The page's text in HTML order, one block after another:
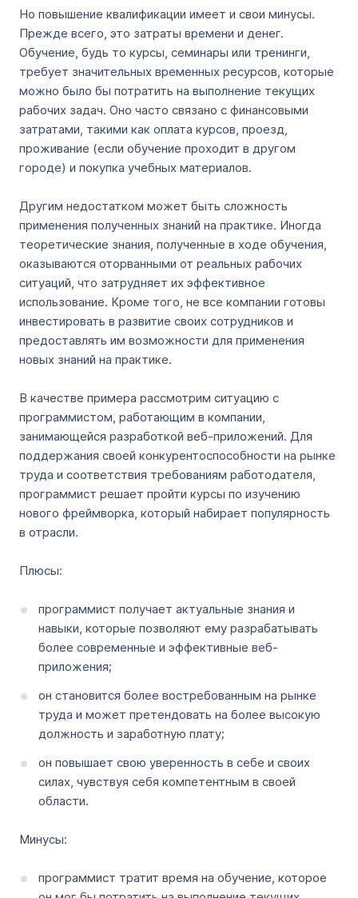
Но повышение квалификации имеет и свои минусы.
Прежде всего, это затраты времени и денег.
Обучение, будь то курсы, семинары или тренинги,
требует значительных временных ресурсов, которые
можно было бы потратить на выполнение текущих
рабочих задач. Оно часто связано с финансовыми
затратами, такими как оплата курсов, проезд,
проживание (если обучение проходит в другом
городе) и покупка учебных материалов.
Другим недостатком может быть сложность
применения полученных знаний на практике. Иногда
теоретические знания, полученные в ходе обучения,
оказываются оторванными от реальных рабочих
ситуаций, что затрудняет их эффективное
использование. Кроме того, не все компании готовы
инвестировать в развитие своих сотрудников и
предоставлять им возможности для применения
новых знаний на практике.
В качестве примера рассмотрим ситуацию с
программистом, работающим в компании,
занимающейся разработкой веб-приложений. Для
поддержания своей конкурентоспособности на рынке
труда и соответствия требованиям работодателя,
программист решает пройти курсы по изучению
нового фреймворка, который набирает популярность
в отрасли.
Плюсы:
программист получает актуальные знания и
навыки, которые позволяют ему разрабатывать
более современные и эффективные веб-
приложения;
он становится более востребованным на рынке
труда и может претендовать на более высокую
должность и заработную плату;
он повышает свою уверенность в себе и своих
силах, чувствуя себя компетентным в своей
области.
Минусы:
программист тратит время на обучение, которое